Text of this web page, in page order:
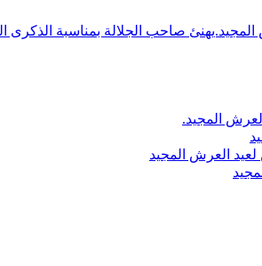
صاحب الجلالة بمناسبة الذكرى
المجيد.
العرش المجيد